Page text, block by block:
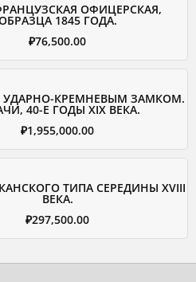
ОФИЦЕРСКАЯ,
1845 ГОДА.
₽76,500.00
УДАРНО-КРЕМНЕВЫМ ЗАМКОМ.
40-Е ГОДЫ XIX ВЕКА.
₽1,955,000.00
ТИПА СЕРЕДИНЫ XVIII
ВЕКА.
₽297,500.00